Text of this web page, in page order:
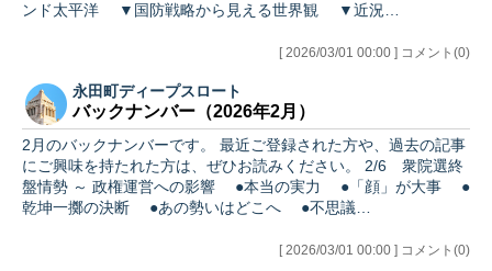
ンド太平洋 ▼国防戦略から見える世界観 ▼近況…
[ 2026/03/01 00:00 ] コメント(0)
永田町ディープスロート
バックナンバー（2026年2月）
2月のバックナンバーです。 最近ご登録された方や、過去の記事
にご興味を持たれた方は、ぜひお読みください。 2/6 衆院選終
盤情勢 ～ 政権運営への影響 ●本当の実力 ●「顔」が大事 ●
乾坤一擲の決断 ●あの勢いはどこへ ●不思議…
[ 2026/03/01 00:00 ] コメント(0)